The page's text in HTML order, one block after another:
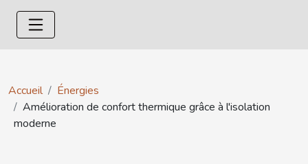
Accueil
Énergies
Amélioration de confort thermique grâce à l'isolation
moderne